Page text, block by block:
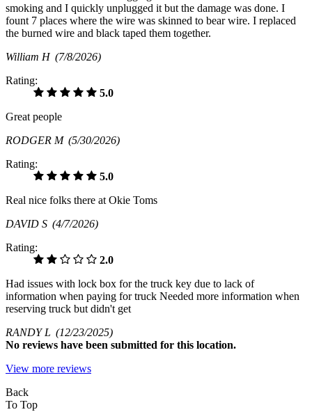
smoking and I quickly unplugged it but the damage was done. I
fount 7 places where the wire was skinned to bear wire. I replaced
the burned wire and black taped them together.
William H (7/8/2026)
Rating:
5.0
Great people
RODGER M (5/30/2026)
Rating:
5.0
Real nice folks there at Okie Toms
DAVID S (4/7/2026)
Rating:
2.0
Had issues with lock box for the truck key due to lack of
information when paying for truck Needed more information when
reserving truck but didn't get
RANDY L (12/23/2025)
No reviews have been submitted for this location.
View more reviews
Back
To Top